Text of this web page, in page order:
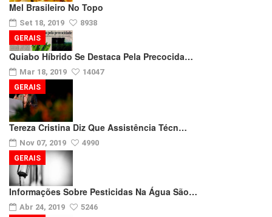
Mel Brasileiro No Topo
Set 18, 2019 8938
Quiabo Híbrido Se Destaca Pela Precocida…
Mar 18, 2019 14047
GERAIS
Tereza Cristina Diz Que Assistência Técn…
Nov 07, 2019 4990
GERAIS
Informações Sobre Pesticidas Na Água São…
Abr 24, 2019 5246
GERAIS